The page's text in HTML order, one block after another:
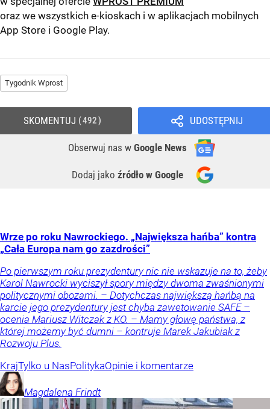
oraz we wszystkich e-kioskach i w aplikacjach mobilnych
App Store i Google Play.
Tygodnik Wprost
UDOSTĘPNIJ
Obserwuj nas w Google News
Dodaj jako źródło w Google
SKOMENTUJ 492
Wrze po roku Nawrockiego. „Największa hańba” kontra
„Cała Europa nam go zazdrości”
Po pierwszym roku prezydentury nic nie wskazuje na to, żeby
Karol Nawrocki wyciszył spory między dwoma zwaśnionymi
politycznymi obozami. – Dotychczas największą hańbą na
karcie jego prezydentury jest chyba zawetowanie SAFE –
ocenia Mariusz Witczak z KO. – Mamy głowę państwa, z
której możemy być dumni – kontruje Marek Jakubiak z
Rozwoju Plus.
KrajTylko u NasPolitykaOpinie i komentarze
Magdalena Frindt